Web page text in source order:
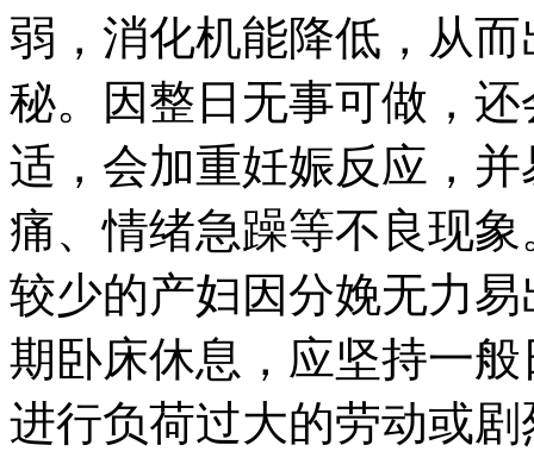
弱，消化机能降低，从
秘。因整日无事可做，
适，会加重妊娠反应，
痛、情绪急躁等不良现
较少的产妇因分娩无力
期卧床休息，应坚持一
进行负荷过大的劳动或